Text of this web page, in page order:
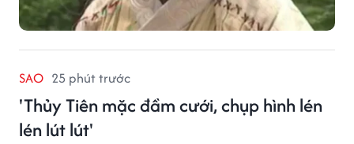
SAO 25 phút trước
'Thủy Tiên mặc đầm cưới, chụp hình lén
lén lút lút'